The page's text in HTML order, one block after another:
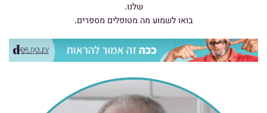
שלנו.
בואו לשמוע מה מטופלים מספרים.